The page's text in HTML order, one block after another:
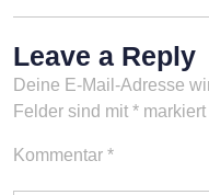
Leave a Reply
Deine E-Mail-Adresse
Felder sind mit * markiert
Kommentar *